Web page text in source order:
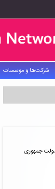
شرکت‌ها و موسسات
جمهوری